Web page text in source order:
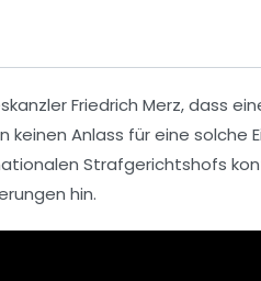
Friedrich Merz, dass
Anlass für eine solche
Strafgerichtshofs
hin.